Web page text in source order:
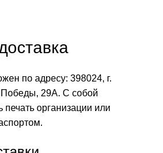
по адресу: 398024, г.
Победы, 29А. С собой
печать организации или